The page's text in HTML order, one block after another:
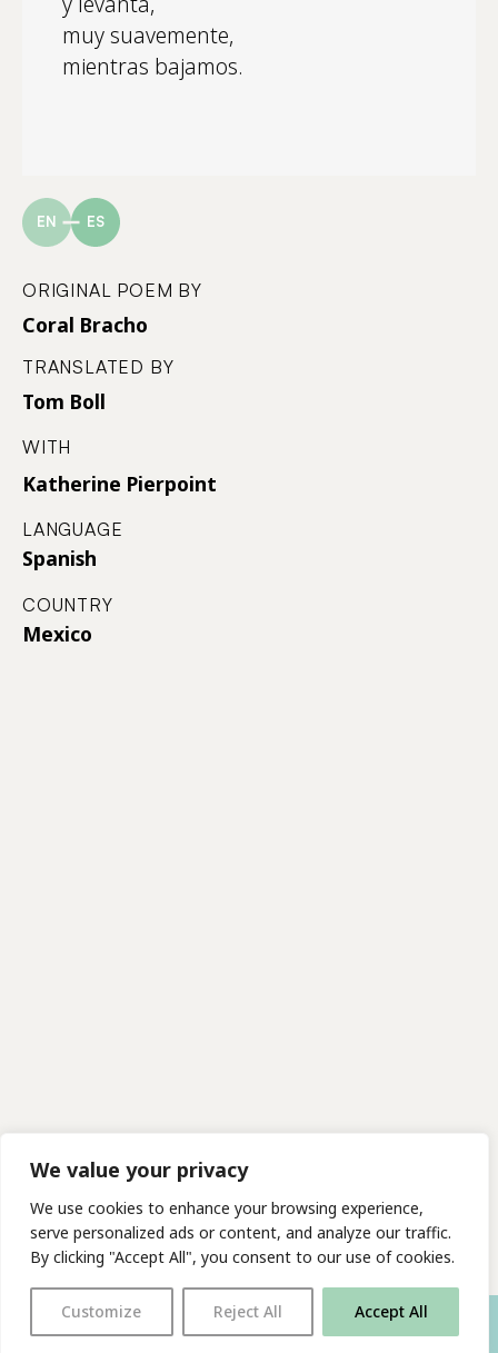
We value your privacy
We use cookies to enhance your browsing experience,
serve personalized ads or content, and analyze our traffic.
By clicking "Accept All", you consent to our use of cookies.
Customize Reject All Accept All
muy suavemente,
mientras bajamos.
EN ES
ORIGINAL POEM BY
Coral Bracho
TRANSLATED BY
Tom Boll
WITH
Katherine Pierpoint
LANGUAGE
Spanish
COUNTRY
Mexico